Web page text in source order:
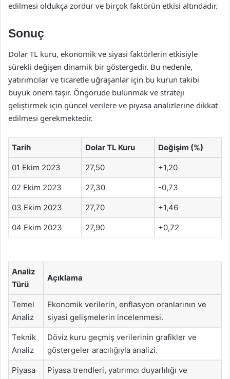
edilmesi oldukça zordur ve birçok faktörün etkisi altındadır.
Sonuç
Dolar TL kuru, ekonomik ve siyasi faktörlerin etkisiyle
sürekli değişen dinamik bir göstergedir. Bu nedenle,
yatırımcılar ve ticaretle uğraşanlar için bu kurun takibi
büyük önem taşır. Öngörüde bulunmak ve strateji
geliştirmek için güncel verilere ve piyasa analizlerine dikkat
edilmesi gerekmektedir.
Tarih Dolar TL Kuru Değişim (%)
01 Ekim 2023 27,50 +1,20
02 Ekim 2023 27,30 -0,73
03 Ekim 2023 27,70 +1,46
04 Ekim 2023 27,90 +0,72
Analiz
Türü
Açıklama
Temel
Analiz
Ekonomik verilerin, enflasyon oranlarının ve
siyasi gelişmelerin incelenmesi.
Teknik
Analiz
Döviz kuru geçmiş verilerinin grafikler ve
göstergeler aracılığıyla analizi.
Piyasa
Piyasa trendleri, yatırımcı duyarlılığı ve